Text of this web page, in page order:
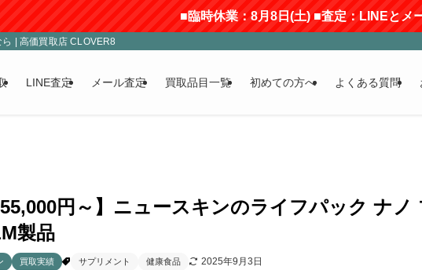
■臨時休業：8月8日(土) ■査定：LINEとメールのみ受付(返
| 高価買取店 CLOVER8
LINE査定 メール査定 買取品目一覧 初めての方へ よくある質問
55,000円～】ニュースキンのライフパック ナ
製品
買取実績 サプリメント 健康食品 2025年9月3日